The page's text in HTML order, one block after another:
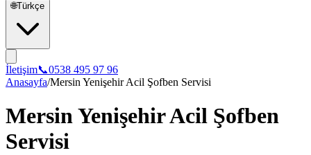
🌐Türkçe
İletişim📞0538 495 97 96
Anasayfa/Mersin Yenişehir Acil Şofben Servisi
Mersin Yenişehir Acil Şofben
Servisi